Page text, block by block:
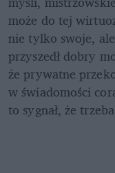
może do tej
nie tylko swoje,
przyszedł dobry
że prywatne
w świadomości
to sygnał, że